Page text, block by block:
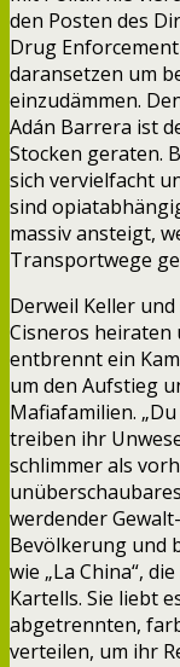
den Posten des
Drug
daransetzen um
einzudämmen.
Adán Barrera ist
Stocken geraten.
sich vervielfacht
sind
massiv ansteigt,
Transportwege
Derweil Keller
Cisneros heiraten
entbrennt ein
um den Aufstieg
Mafiafamilien.
treiben ihr
schlimmer als
werdender
Bevölkerung und
wie „La China“,
Kartells. Sie liebt
abgetrennten,
verteilen, um ihr